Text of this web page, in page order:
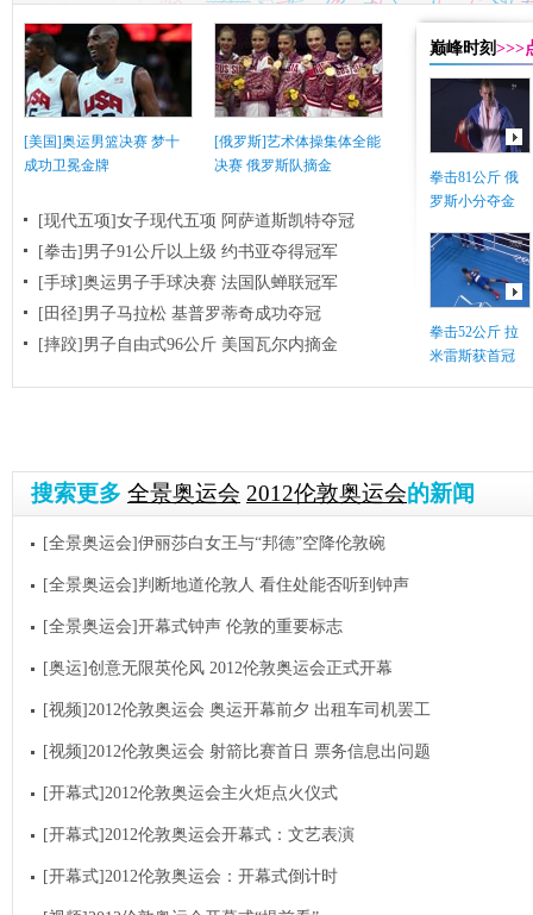
[美国]奥运男篮决赛 梦十
成功卫冕金牌
[俄罗斯]艺术体操集体全能
决赛 俄罗斯队摘金
[现代五项]女子现代五项 阿萨道斯凯特夺冠
[拳击]男子91公斤以上级 约书亚夺得冠军
[手球]奥运男子手球决赛 法国队蝉联冠军
[田径]男子马拉松 基普罗蒂奇成功夺冠
[摔跤]男子自由式96公斤 美国瓦尔内摘金
巅峰时刻>>>
拳击81公斤 俄
罗斯小分夺金
拳击52公斤 拉
米雷斯获首冠
搜索更多 全景奥运会 2012伦敦奥运会的新闻
[全景奥运会]伊丽莎白女王与“邦德”空降伦敦碗
[全景奥运会]判断地道伦敦人 看住处能否听到钟声
[全景奥运会]开幕式钟声 伦敦的重要标志
[奥运]创意无限英伦风 2012伦敦奥运会正式开幕
[视频]2012伦敦奥运会 奥运开幕前夕 出租车司机罢工
[视频]2012伦敦奥运会 射箭比赛首日 票务信息出问题
[开幕式]2012伦敦奥运会主火炬点火仪式
[开幕式]2012伦敦奥运会开幕式：文艺表演
[开幕式]2012伦敦奥运会：开幕式倒计时